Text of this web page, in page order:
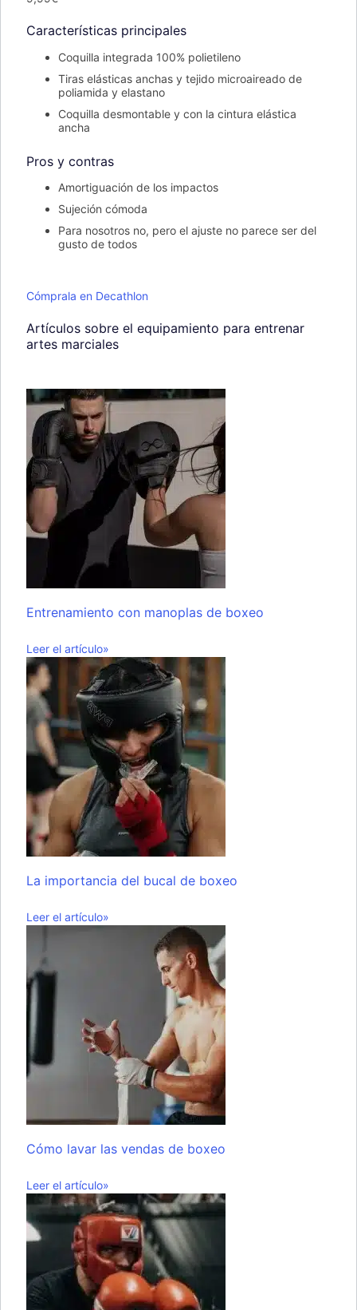
Características principales
Coquilla integrada 100% polietileno
Tiras elásticas anchas y tejido microaireado de
poliamida y elastano
Coquilla desmontable y con la cintura elástica
ancha
Pros y contras
Amortiguación de los impactos
Sujeción cómoda
Para nosotros no, pero el ajuste no parece ser del
gusto de todos
Cómprala en Decathlon
Artículos sobre el equipamiento para entrenar
artes marciales
Entrenamiento con manoplas de boxeo
Leer el artículo»
La importancia del bucal de boxeo
Leer el artículo»
Cómo lavar las vendas de boxeo
Leer el artículo»